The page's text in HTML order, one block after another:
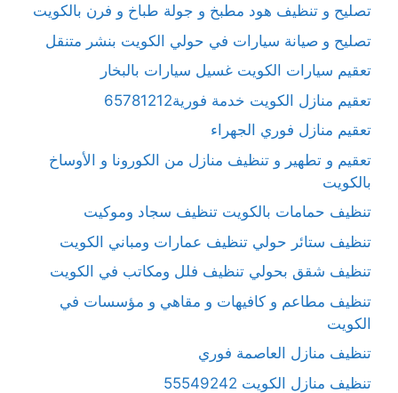
تصليح و تنظيف هود مطبخ و جولة طباخ و فرن بالكويت
تصليح و صيانة سيارات في حولي الكويت بنشر متنقل
تعقيم سيارات الكويت غسيل سيارات بالبخار
تعقيم منازل الكويت خدمة فورية65781212
تعقيم منازل فوري الجهراء
تعقيم و تطهير و تنظيف منازل من الكورونا و الأوساخ
بالكويت
تنظيف حمامات بالكويت تنظيف سجاد وموكيت
تنظيف ستائر حولي تنظيف عمارات ومباني الكويت
تنظيف شقق بحولي تنظيف فلل ومكاتب في الكويت
تنظيف مطاعم و كافيهات و مقاهي و مؤسسات في
الكويت
تنظيف منازل العاصمة فوري
تنظيف منازل الكويت 55549242